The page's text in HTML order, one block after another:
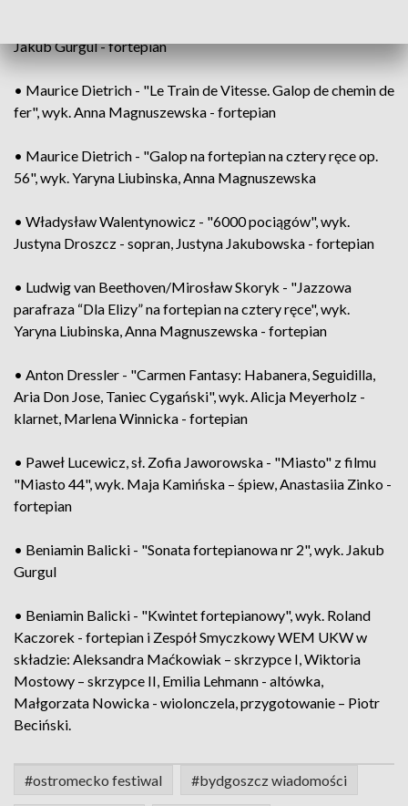
Jakub Gurgul - fortepian
• Maurice Dietrich - "Le Train de Vitesse. Galop de chemin de
fer", wyk. Anna Magnuszewska - fortepian
• Maurice Dietrich - "Galop na fortepian na cztery ręce op.
56", wyk. Yaryna Liubinska, Anna Magnuszewska
• Władysław Walentynowicz - "6000 pociągów", wyk.
Justyna Droszcz - sopran, Justyna Jakubowska - fortepian
• Ludwig van Beethoven/Mirosław Skoryk - "Jazzowa
parafraza “Dla Elizy” na fortepian na cztery ręce", wyk.
Yaryna Liubinska, Anna Magnuszewska - fortepian
• Anton Dressler - "Carmen Fantasy: Habanera, Seguidilla,
Aria Don Jose, Taniec Cygański", wyk. Alicja Meyerholz -
klarnet, Marlena Winnicka - fortepian
• Paweł Lucewicz, sł. Zofia Jaworowska - "Miasto" z filmu
"Miasto 44", wyk. Maja Kamińska – śpiew, Anastasiia Zinko -
fortepian
• Beniamin Balicki - "Sonata fortepianowa nr 2", wyk. Jakub
Gurgul
• Beniamin Balicki - "Kwintet fortepianowy", wyk. Roland
Kaczorek - fortepian i Zespół Smyczkowy WEM UKW w
składzie: Aleksandra Maćkowiak – skrzypce I, Wiktoria
Mostowy – skrzypce II, Emilia Lehmann - altówka,
Małgorzata Nowicka - wiolonczela, przygotowanie – Piotr
Beciński.
#ostromecko festiwal #bydgoszcz wiadomości